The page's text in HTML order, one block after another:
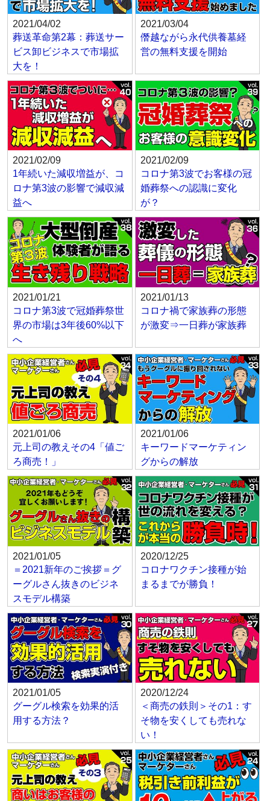
2021/04/02
葬送革命第2幕：葬送サー
ビス卸ビジネスで市場拡
大を！
2021/03/04
僭越ながら永代供養墓経
営の無料支援を開始
2021/02/09
1年続いた減収増益が、コ
ロナ第3波の影響で減収減
益へ
2021/02/09
コロナ第3波でお客様の冠
婚葬祭への認識に変化
が？
2021/01/21
コロナ第3波で冠婚葬祭世
界の市場は3年後60%以下
へ
2021/01/13
コロナ禍で家族葬の形態
が激変⇒一日葬が家族葬
2021/01/06
元上司の教えその4「値ご
ろ商売！」
2021/01/06
キーワードマーケティン
グからの解放
2021/01/05
＝2021新年のご挨拶＝グ
ーグルさん抜きのビジネ
スモデル構築
2020/12/25
コロナワクチン接種が始
まるまでが勝負！
2021/01/05
グーグル検索を効果的活
用する方法？
2020/12/24
＜商売の鉄則＞その1：す
そ物を安くしても売れな
い！